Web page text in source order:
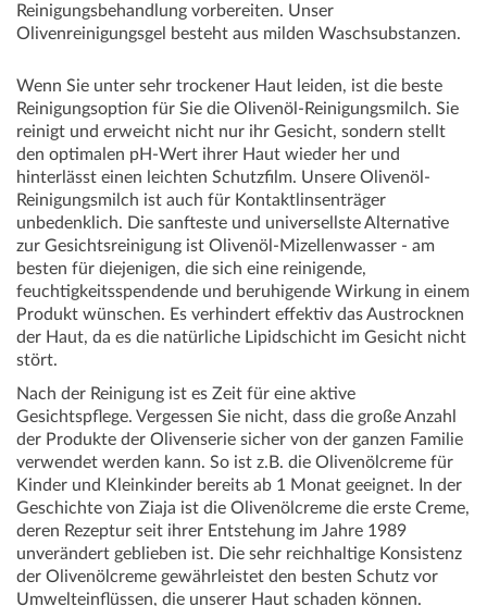
Reinigungsbehandlung vorbereiten. Unser
Olivenreinigungsgel besteht aus milden Waschsubstanzen.
Wenn Sie unter sehr trockener Haut leiden, ist die beste
Reinigungsoption für Sie die Olivenöl-Reinigungsmilch. Sie
reinigt und erweicht nicht nur ihr Gesicht, sondern stellt
den optimalen pH-Wert ihrer Haut wieder her und
hinterlässt einen leichten Schutzfilm. Unsere Olivenöl-
Reinigungsmilch ist auch für Kontaktlinsenträger
unbedenklich. Die sanfteste und universellste Alternative
zur Gesichtsreinigung ist Olivenöl-Mizellenwasser - am
besten für diejenigen, die sich eine reinigende,
feuchtigkeitsspendende und beruhigende Wirkung in einem
Produkt wünschen. Es verhindert effektiv das Austrocknen
der Haut, da es die natürliche Lipidschicht im Gesicht nicht
stört.
Nach der Reinigung ist es Zeit für eine aktive
Gesichtspflege. Vergessen Sie nicht, dass die große Anzahl
der Produkte der Olivenserie sicher von der ganzen Familie
verwendet werden kann. So ist z.B. die Olivenölcreme für
Kinder und Kleinkinder bereits ab 1 Monat geeignet. In der
Geschichte von Ziaja ist die Olivenölcreme die erste Creme,
deren Rezeptur seit ihrer Entstehung im Jahre 1989
unverändert geblieben ist. Die sehr reichhaltige Konsistenz
der Olivenölcreme gewährleistet den besten Schutz vor
Umwelteinflüssen, die unserer Haut schaden können.